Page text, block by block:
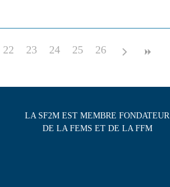
22 23 24 25 26
LA SF2M EST MEMBRE FONDATEUR
DE LA FEMS ET DE LA FFM